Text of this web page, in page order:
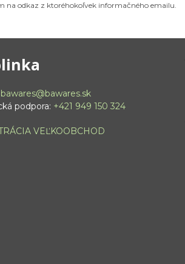
na odkaz z ktoréhokoľvek informačného emailu.
bawares@bawares.sk
podpora: +421 949 150 324
VEĽKOOBCHOD